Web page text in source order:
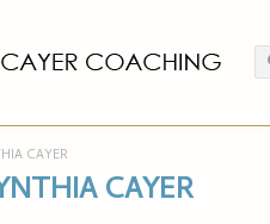
CAYER
CAYER